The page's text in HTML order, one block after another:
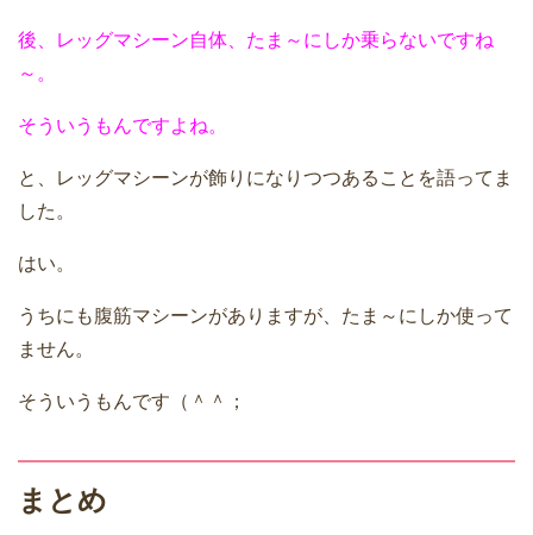
後、レッグマシーン自体、たま～にしか乗らないですね
～。
そういうもんですよね。
と、レッグマシーンが飾りになりつつあることを語ってま
した。
はい。
うちにも腹筋マシーンがありますが、たま～にしか使って
ません。
そういうもんです（＾＾；
まとめ